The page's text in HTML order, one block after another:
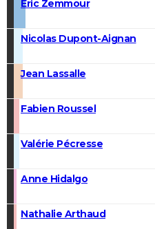
Éric Zemmour
Nicolas Dupont-Aignan
Jean Lassalle
Fabien Roussel
Valérie Pécresse
Anne Hidalgo
Nathalie Arthaud